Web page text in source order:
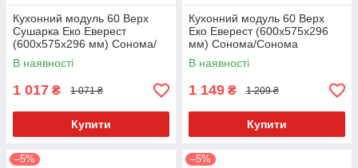
Кухонний модуль 60 Верх
Сушарка Еко Еверест
(600х575х296 мм) Сонома/
Сонома
В наявності
1 017 ₴ 1 071 ₴
Купити
Кухонний модуль 60 Верх
Еко Еверест (600х575х296
мм) Сонома/Сонома
В наявності
1 149 ₴ 1 209 ₴
Купити
–5% –5%